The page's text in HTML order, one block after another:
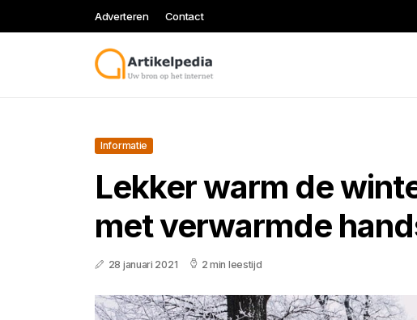
Adverteren Contact
Informatie
Lekker warm de
met verwarmde
28 januari 2021 2 min leestijd